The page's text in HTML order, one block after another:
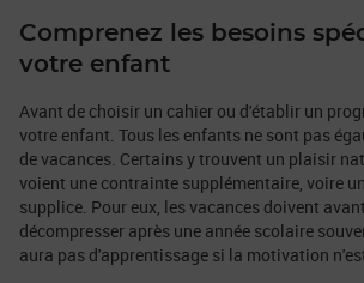
Comprenez les besoins
votre enfant
Avant de choisir un cahier ou d'établir un
votre enfant. Tous les enfants ne sont pas
de vacances. Certains y trouvent un plaisir
voient une contrainte supplémentaire, voire
supplice. Pour eux, les vacances doivent
décompresser après une année scolaire
aura pas d'apprentissage si la motivation